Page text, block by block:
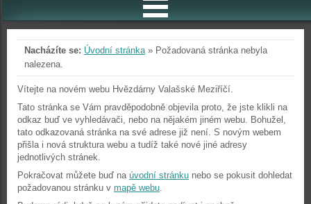
Nacházíte se: Úvodní stránka» Požadovaná stránka nebyla
nalezena.
Vítejte na novém webu Hvězdárny Valašské Meziříčí.
Tato stránka se Vám pravděpodobně objevila proto, že jste klikli na
odkaz buď ve vyhledávači, nebo na nějakém jiném webu. Bohužel,
tato odkazovaná stránka na své adrese již není. S novým webem
přišla i nová struktura webu a tudíž také nové jiné adresy
jednotlivých stránek.
Pokračovat můžete buď na úvodní stránku nebo se pokusit dohledat
požadovanou stránku v mapě webu.